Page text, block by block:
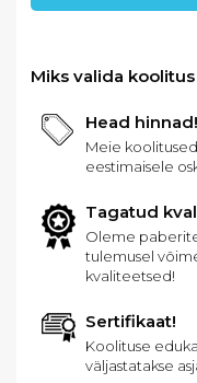
Miks valida
Head hinnad!
Meie
eestimaisele
Tagatud
Oleme
tulemusel
kvaliteetsed!
Sertifikaat!
Koolituse
väljastatakse